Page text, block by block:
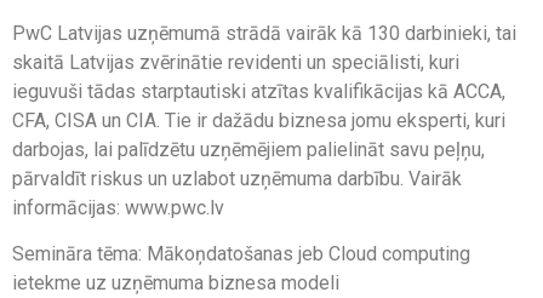
PwC Latvijas uzņēmumā strādā vairāk kā 130 darbinieki, tai
skaitā Latvijas zvērinātie revidenti un speciālisti, kuri
ieguvuši tādas starptautiski atzītas kvalifikācijas kā ACCA,
CFA, CISA un CIA. Tie ir dažādu biznesa jomu eksperti, kuri
darbojas, lai palīdzētu uzņēmējiem palielināt savu peļņu,
pārvaldīt riskus un uzlabot uzņēmuma darbību. Vairāk
informācijas: www.pwc.lv
Semināra tēma: Mākoņdatošanas jeb Cloud computing
ietekme uz uzņēmuma biznesa modeli